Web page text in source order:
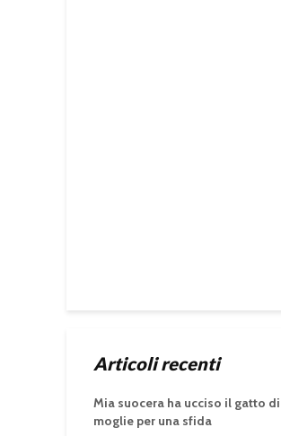
Articoli recenti
Mia suocera ha ucciso il gatto
moglie per una sfida